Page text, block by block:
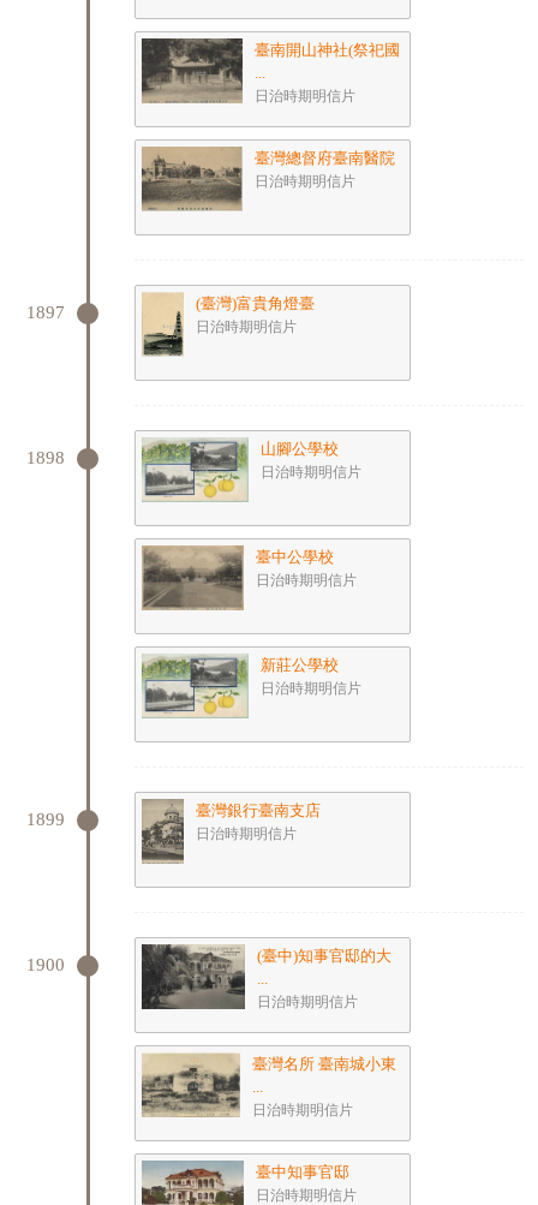
臺南開山神社(祭祀國
...
日治時期明信片
臺灣總督府臺南醫院
日治時期明信片
1897 (臺灣)富貴角燈臺
日治時期明信片
1898 山腳公學校
日治時期明信片
臺中公學校
日治時期明信片
新莊公學校
日治時期明信片
1899 臺灣銀行臺南支店
日治時期明信片
1900
(臺中)知事官邸的大
...
日治時期明信片
臺灣名所 臺南城小東
...
日治時期明信片
臺中知事官邸
日治時期明信片